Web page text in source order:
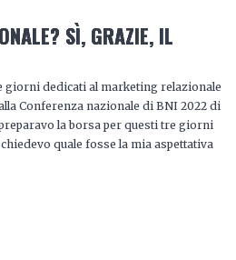
SÌ, GRAZIE, IL
giorni dedicati al marketing relazionale
Conferenza nazionale di BNI 2022 di
la borsa per questi tre giorni
quale fosse la mia aspettativa